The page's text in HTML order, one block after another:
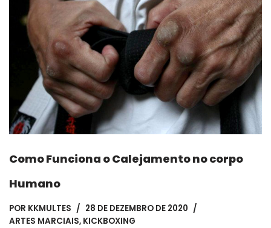
Como Funciona o Calejamento no corpo
Humano
POR KKMULTES
28 DE DEZEMBRO DE 2020
ARTES MARCIAIS, KICKBOXING